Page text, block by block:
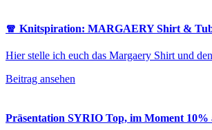
🧣 Knitspiration: MARGAERY Shirt &
Hier stelle ich euch das Margaery Shirt und
Beitrag ansehen
Präsentation SYRIO Top, im Moment